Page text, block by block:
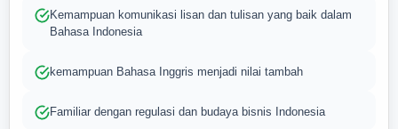
Kemampuan komunikasi lisan dan tulisan yang baik dalam
Bahasa Indonesia
kemampuan Bahasa Inggris menjadi nilai tambah
Familiar dengan regulasi dan budaya bisnis Indonesia